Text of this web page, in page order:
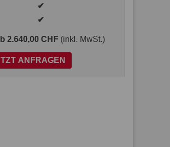
✔
✔
2.640,00 CHF (inkl. MwSt.)
ANFRAGEN